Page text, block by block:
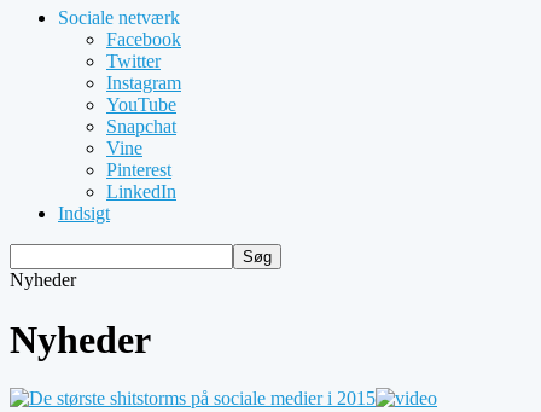
Sociale netværk
Facebook
Twitter
Instagram
YouTube
Snapchat
Vine
Pinterest
LinkedIn
Indsigt
Nyheder
Nyheder